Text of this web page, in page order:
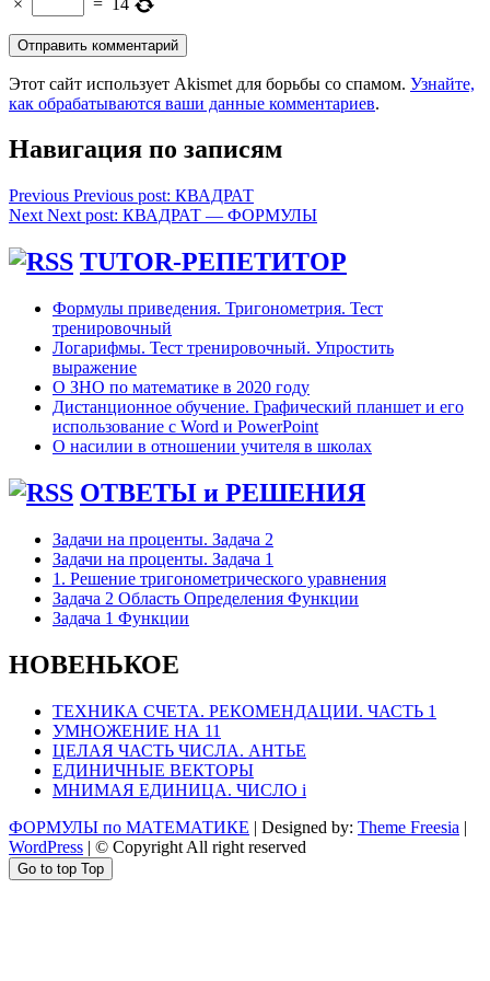
Этот сайт использует Akismet для борьбы со спамом. Узнайте,
как обрабатываются ваши данные комментариев.
Навигация по записям
Previous Previous post: КВАДРАТ
Next Next post: КВАДРАТ — ФОРМУЛЫ
TUTOR-РЕПЕТИТОР
Формулы приведения. Тригонометрия. Тест
тренировочный
Логарифмы. Тест тренировочный. Упростить
выражение
О ЗНО по математике в 2020 году
Дистанционное обучение. Графический планшет и его
использование с Word и PowerPoint
О насилии в отношении учителя в школах
ОТВЕТЫ и РЕШЕНИЯ
Задачи на проценты. Задача 2
Задачи на проценты. Задача 1
1. Решение тригонометрического уравнения
Задача 2 Область Определения Функции
Задача 1 Функции
НОВЕНЬКОЕ
ТЕХНИКА СЧЕТА. РЕКОМЕНДАЦИИ. ЧАСТЬ 1
УМНОЖЕНИЕ НА 11
ЦЕЛАЯ ЧАСТЬ ЧИСЛА. АНТЬЕ
ЕДИНИЧНЫЕ ВЕКТОРЫ
МНИМАЯ ЕДИНИЦА. ЧИСЛО i
ФОРМУЛЫ по МАТЕМАТИКЕ | Designed by: Theme Freesia |
WordPress | © Copyright All right reserved
Go to top Top